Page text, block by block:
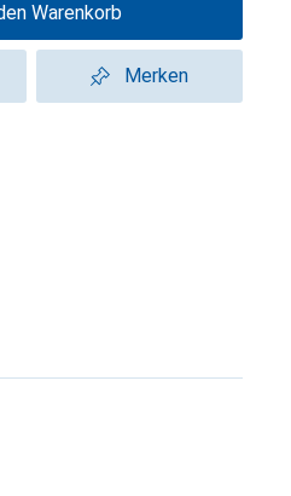
Warenkorb
Merken